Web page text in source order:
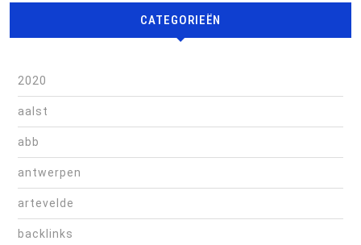
CATEGORIEËN
2020
aalst
abb
antwerpen
artevelde
backlinks